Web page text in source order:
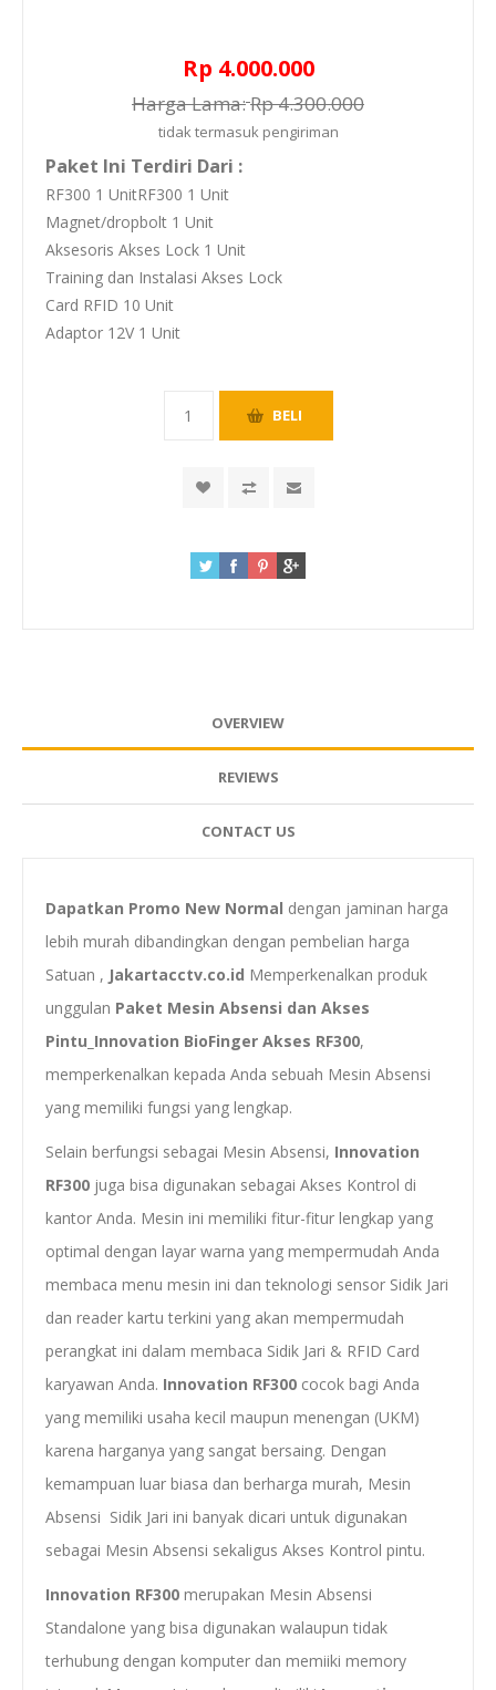
Rp 4.000.000
Harga Lama:Rp 4.300.000
tidak termasuk pengiriman
Paket Ini Terdiri Dari :
RF300 1 UnitRF300 1 Unit
Magnet/dropbolt 1 Unit
Aksesoris Akses Lock 1 Unit
Training dan Instalasi Akses Lock
Card RFID 10 Unit
Adaptor 12V 1 Unit
OVERVIEW
REVIEWS
CONTACT US
Dapatkan Promo New Normal dengan jaminan harga
lebih murah dibandingkan dengan pembelian harga
Satuan , Jakartacctv.co.id Memperkenalkan produk
unggulan Paket Mesin Absensi dan Akses
Pintu_Innovation BioFinger Akses RF300,
memperkenalkan kepada Anda sebuah Mesin Absensi
yang memiliki fungsi yang lengkap.
Selain berfungsi sebagai Mesin Absensi, Innovation
RF300 juga bisa digunakan sebagai Akses Kontrol di
kantor Anda. Mesin ini memiliki fitur-fitur lengkap yang
optimal dengan layar warna yang mempermudah Anda
membaca menu mesin ini dan teknologi sensor Sidik Jari
dan reader kartu terkini yang akan mempermudah
perangkat ini dalam membaca Sidik Jari & RFID Card
karyawan Anda. Innovation RF300 cocok bagi Anda
yang memiliki usaha kecil maupun menengan (UKM)
karena harganya yang sangat bersaing. Dengan
kemampuan luar biasa dan berharga murah, Mesin
Absensi Sidik Jari ini banyak dicari untuk digunakan
sebagai Mesin Absensi sekaligus Akses Kontrol pintu.
Innovation RF300 merupakan Mesin Absensi
Standalone yang bisa digunakan walaupun tidak
terhubung dengan komputer dan memiiki memory